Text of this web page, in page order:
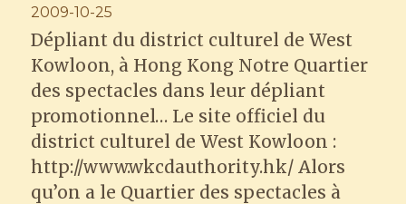
Posted
on
2009-10-25
Dépliant du district culturel de West
Kowloon, à Hong Kong Notre Quartier
des spectacles dans leur dépliant
promotionnel… Le site officiel du
district culturel de West Kowloon :
http://www.wkcdauthority.hk/ Alors
qu’on a le Quartier des spectacles à